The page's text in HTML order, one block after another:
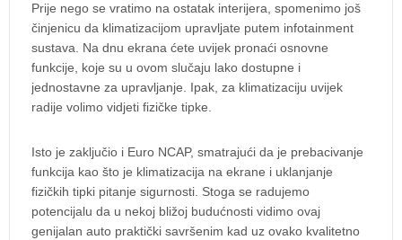
Prije nego se vratimo na ostatak interijera, spomenimo još
činjenicu da klimatizacijom upravljate putem infotainment
sustava. Na dnu ekrana ćete uvijek pronaći osnovne
funkcije, koje su u ovom slučaju lako dostupne i
jednostavne za upravljanje. Ipak, za klimatizaciju uvijek
radije volimo vidjeti fizičke tipke.
Isto je zaključio i Euro NCAP, smatrajući da je prebacivanje
funkcija kao što je klimatizacija na ekrane i uklanjanje
fizičkih tipki pitanje sigurnosti. Stoga se radujemo
potencijalu da u nekoj bližoj budućnosti vidimo ovaj
genijalan auto praktički savršenim kad uz ovako kvalitetno